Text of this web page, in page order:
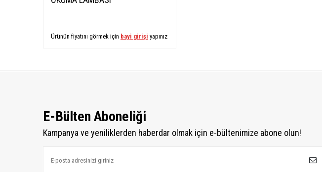
Ürünün fiyatını görmek için bayi girişi yapınız
E-Bülten Aboneliği
Kampanya ve yeniliklerden haberdar olmak için e-bültenimize abone olun!